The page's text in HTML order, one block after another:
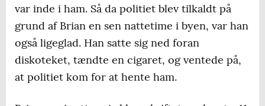
var inde i ham. Så da politiet blev tilkaldt på
grund af Brian en sen nattetime i byen, var han
også ligeglad. Han satte sig ned foran
diskoteket, tændte en cigaret, og ventede på,
at politiet kom for at hente ham.